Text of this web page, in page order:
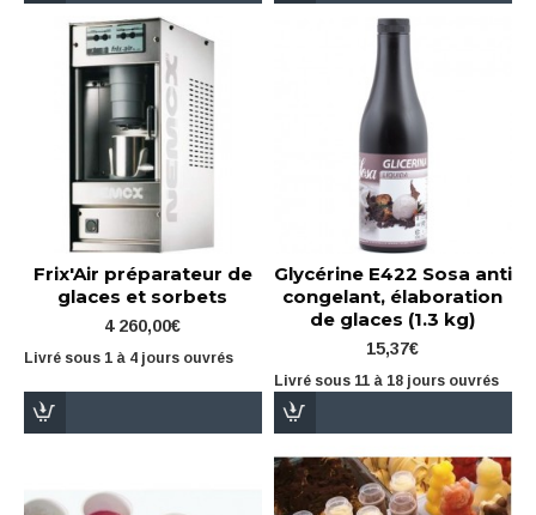
Frix'Air préparateur de
glaces et sorbets
4 260,00€
Livré sous 1 à 4 jours ouvrés
Glycérine E422 Sosa anti
congelant, élaboration
de glaces (1.3 kg)
15,37€
Livré sous 11 à 18 jours ouvrés